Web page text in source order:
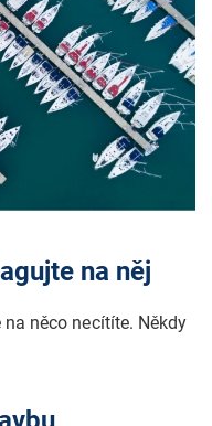
na něj
něco necítíte. Někdy